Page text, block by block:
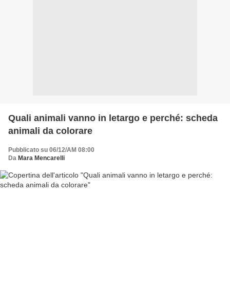
Quali animali vanno in letargo e perché: scheda
animali da colorare
Pubblicato su 06/12/AM 08:00
Da Mara Mencarelli